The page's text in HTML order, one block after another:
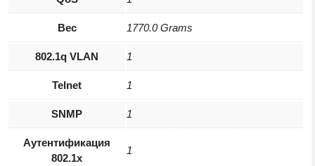
Вес 1770.0 Grams
802.1q VLAN 1
Telnet 1
SNMP 1
Аутентификация
802.1x
1